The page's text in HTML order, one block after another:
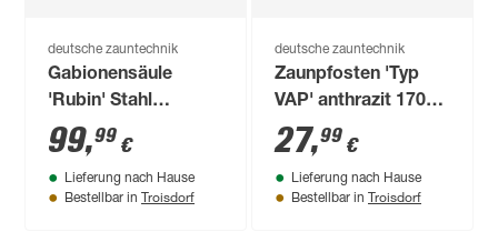
deutsche zauntechnik
Gabionensäule
'Rubin' Stahl
feuerverzinkt 120 x
27 x 27 cm
99,99 €
Lieferung nach Hause
Bestellbar in Troisdorf
deutsche zauntechnik
Zaunpfosten 'Typ
VAP' anthrazit 170
cm, für
Doppelstabmattenzaun
bis 123 cm Höhe
27,99 €
Lieferung nach Hause
Bestellbar in Troisdorf